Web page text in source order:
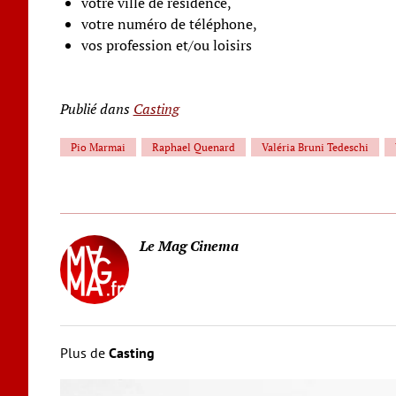
votre numéro de téléphone,
vos profession et/ou loisirs
Publié dans Casting
Pio Marmai Raphael Quenard Valéria Bruni Tedeschi
Le Mag Cinema
Plus de Casting